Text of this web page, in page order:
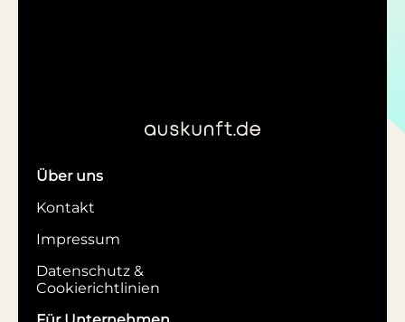
Über uns
Kontakt
Impressum
Datenschutz &
Cookierichtlinien